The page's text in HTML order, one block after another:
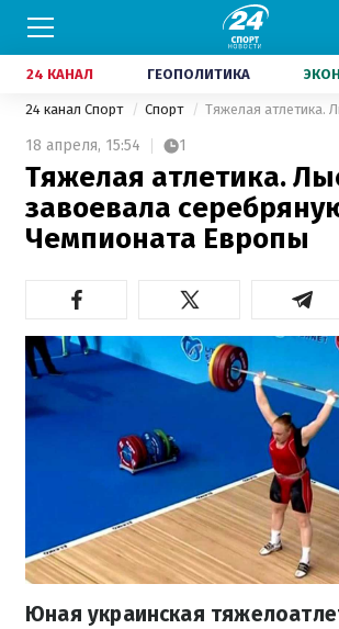
24 КАНАЛ ГЕОПОЛИТИКА
24 канал Спорт Спорт
18 апреля, 15:54 1
Тяжелая атлетика.
завоевала
Чемпионата Европы
Юная украинская